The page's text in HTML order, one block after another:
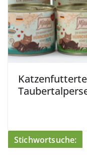
Stichwortsuche: